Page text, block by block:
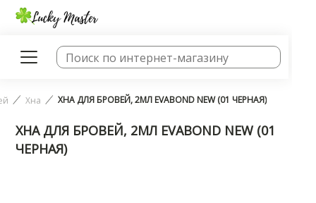
Хна ХНА ДЛЯ БРОВЕЙ, 2МЛ EVABOND NEW (01 ЧЕРНАЯ)
ХНА ДЛЯ БРОВЕЙ, 2МЛ EVABOND NEW (01
ЧЕРНАЯ)